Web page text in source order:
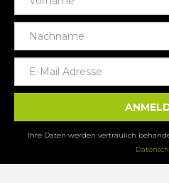
Ihre Daten werden vertraulich